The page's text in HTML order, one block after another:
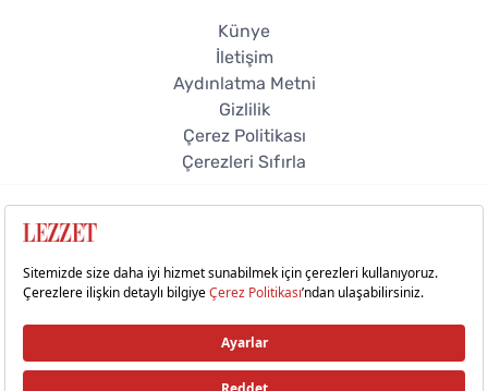
Künye
İletişim
Aydınlatma Metni
Gizlilik
Çerez Politikası
Çerezleri Sıfırla
© 2026 Lezzet Online. Tüm hakları saklıdır.